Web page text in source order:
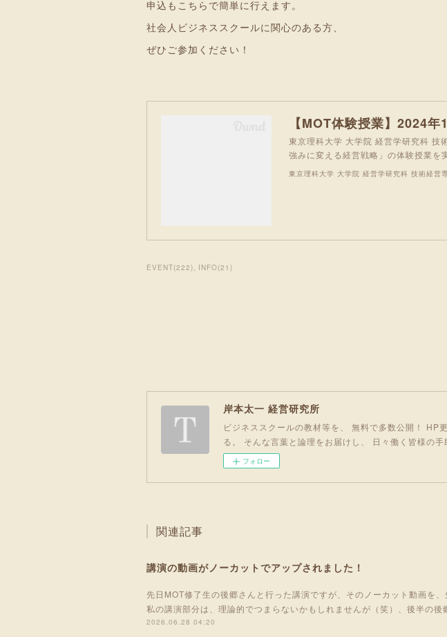
申込もこちらで簡単に行えます。
社会人ビジネススクールに関心のある方、
ぜひご参加ください！
東京理科大学 大学院 経営学研究科 技
強みに変える経営戦略」の体験授業を
東京理科大学 大学院 経営学研究科 技術経営
EVENT(222) INFO(21 )
岸本太一 経営研究所
ビジネススクールの教材等を、 無料で多数公開！ HP
る。 そんな言葉と論理をお届けし、 日々働く皆様の
フォロー
関連記事
講演の動画がノーカットでアップされました！
先日MOT修了生の後郷さんと行った講演ですが、そのノーカット動画を
私の講演部分は、理論的でつまらないかもしれませんが（笑）、後半の
2026.06.28 04:20